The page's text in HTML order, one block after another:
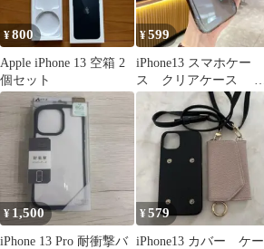
¥800
Apple iPhone 13 空箱 2
個セット
¥599
iPhone13 スマホケー
ス クリアケース ブ
ラック 08
¥ 1,500
iPhone 13 Pro 耐衝撃バ
¥579
iPhone13 カバー ケー